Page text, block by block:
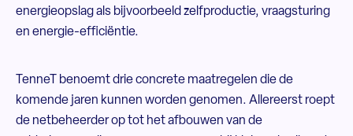
energieopslag als bijvoorbeeld zelfproductie, vraagsturing
en energie-efficiëntie.
TenneT benoemt drie concrete maatregelen die de
komende jaren kunnen worden genomen. Allereerst roept
de netbeheerder op tot het afbouwen van de